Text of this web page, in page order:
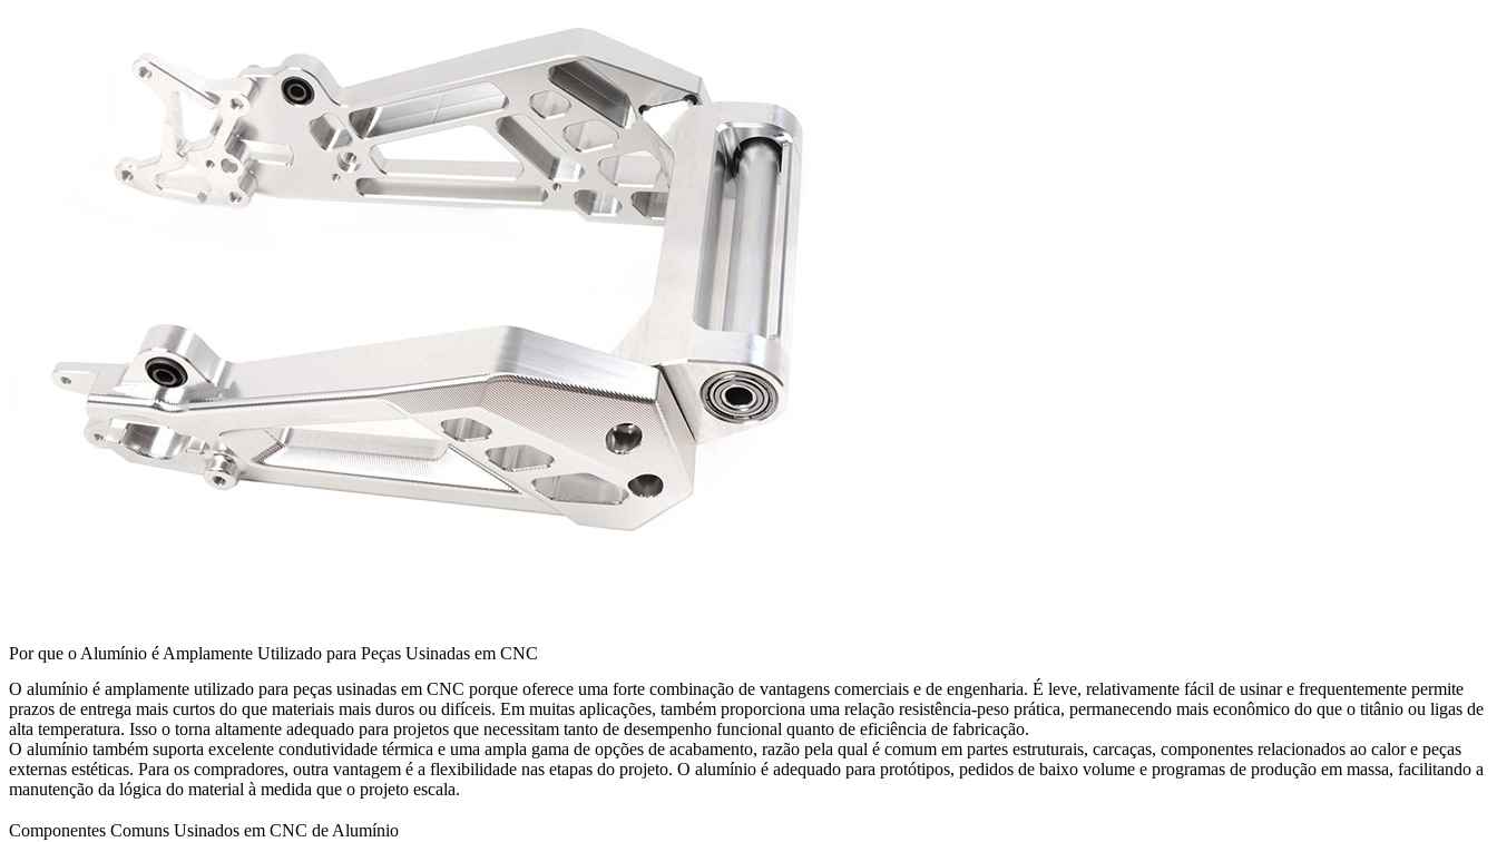
Por que o Alumínio é Amplamente Utilizado para Peças Usinadas em CNC
O alumínio é amplamente utilizado para peças usinadas em CNC porque oferece uma forte combinação de vantagens comerciais e de engenharia. É leve, relativamente fácil de usinar e frequentemente permite
prazos de entrega mais curtos do que materiais mais duros ou difíceis. Em muitas aplicações, também proporciona uma relação resistência-peso prática, permanecendo mais econômico do que o titânio ou ligas de
alta temperatura. Isso o torna altamente adequado para projetos que necessitam tanto de desempenho funcional quanto de eficiência de fabricação.
O alumínio também suporta excelente condutividade térmica e uma ampla gama de opções de acabamento, razão pela qual é comum em partes estruturais, carcaças, componentes relacionados ao calor e peças
externas estéticas. Para os compradores, outra vantagem é a flexibilidade nas etapas do projeto. O alumínio é adequado para protótipos, pedidos de baixo volume e programas de produção em massa, facilitando a
manutenção da lógica do material à medida que o projeto escala.
Componentes Comuns Usinados em CNC de Alumínio